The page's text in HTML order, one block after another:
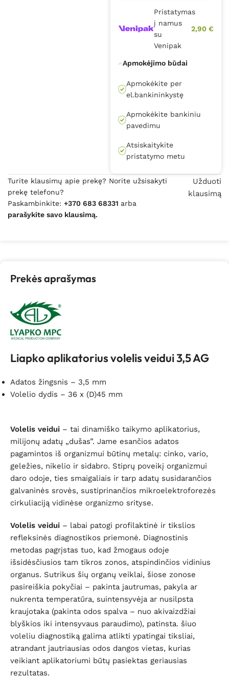
Pristatymas
į namus
su
Venipak
2,90 €
Apmokėjimo būdai
Apmokėkite per
el.bankininkystę
Apmokėkite bankiniu
pavedimu
Atsiskaitykite
pristatymo metu
Turite klausimų apie prekę? Norite užsisakyti
prekę telefonu?
Paskambinkite: +370 683 68331 arba
parašykite savo klausimą.
Užduoti
klausimą
Prekės aprašymas
Liapko aplikatorius volelis veidui 3,5 AG
Adatos žingsnis – 3,5 mm
Volelio dydis – 36 x (D)45 mm
Volelis veidui – tai dinamiško taikymo aplikatorius,
milijonų adatų „dušas”. Jame esančios adatos
pagamintos iš organizmui būtinų metalų: cinko, vario,
geležies, nikelio ir sidabro. Stiprų poveikį organizmui
daro odoje, ties smaigaliais ir tarp adatų susidarančios
galvaninės srovės, sustiprinančios mikroelektroforezės
cirkuliaciją vidinėse organizmo srityse.
Volelis veidui – labai patogi profilaktinė ir tikslios
refleksinės diagnostikos priemonė. Diagnostinis
metodas pagrįstas tuo, kad žmogaus odoje
išsidėsčiusios tam tikros zonos, atspindinčios vidinius
organus. Sutrikus šių organų veiklai, šiose zonose
pasireiškia pokyčiai – pakinta jautrumas, pakyla ar
nukrenta temperatūra, suintensyvėja ar nusilpsta
kraujotaka (pakinta odos spalva – nuo akivaizdžiai
blyškios iki intensyvaus paraudimo), patinsta. šiuo
voleliu diagnostiką galima atlikti ypatingai tiksliai,
atrandant jautriausias odos dangos vietas, kurias
veikiant aplikatoriumi būtų pasiektas geriausias
rezultatas.